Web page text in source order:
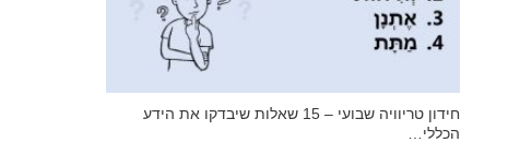
חידון טריוויה שבועי – 15 שאלות שיבדקו את הידע
הכללי…